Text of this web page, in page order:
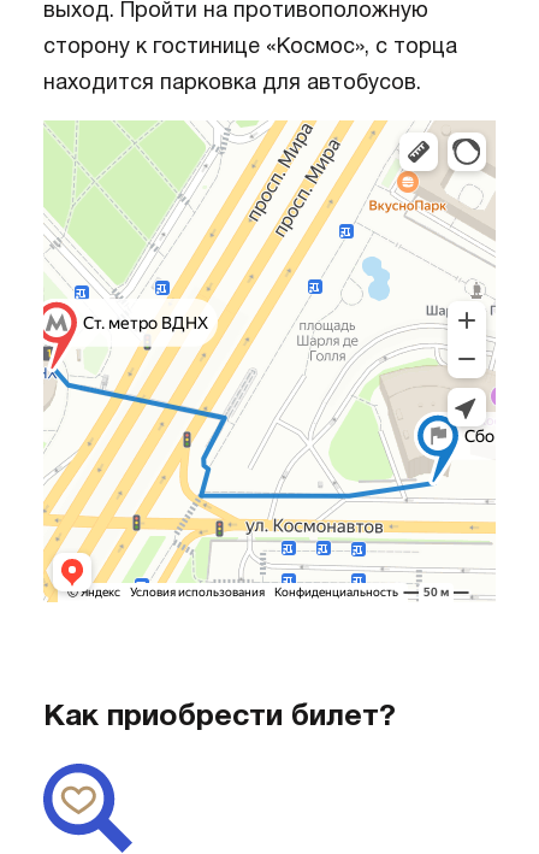
выход. Пройти на противоположную
сторону к гостинице «Космос», с торца
находится парковка для автобусов.
Как приобрести билет?